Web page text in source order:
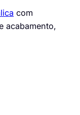
com
acabamento,